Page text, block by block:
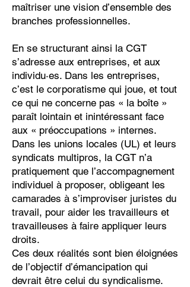
maîtriser une vision d’ensemble des
branches professionnelles.
En se structurant ainsi la CGT
s’adresse aux entreprises, et aux
individu·es. Dans les entreprises,
c’est le corporatisme qui joue, et tout
ce qui ne concerne pas « la boîte »
paraît lointain et inintéressant face
aux « préoccupations » internes.
Dans les unions locales (UL) et leurs
syndicats multipros, la CGT n’a
pratiquement que l’accompagnement
individuel à proposer, obligeant les
camarades à s’improviser juristes du
travail, pour aider les travailleurs et
travailleuses à faire appliquer leurs
droits.
Ces deux réalités sont bien éloignées
de l’objectif d’émancipation qui
devrait être celui du syndicalisme.